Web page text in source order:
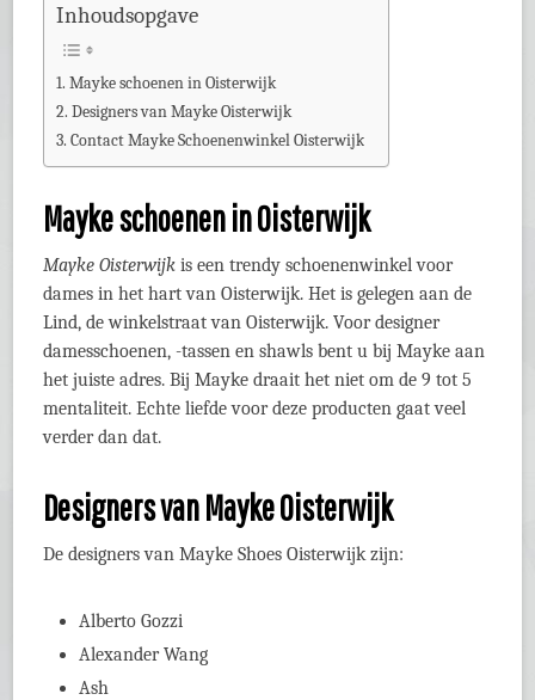
Inhoudsopgave
Mayke schoenen in Oisterwijk
Designers van Mayke Oisterwijk
Contact Mayke Schoenenwinkel Oisterwijk
Mayke schoenen in Oisterwijk
Mayke Oisterwijk is een trendy schoenenwinkel voor
dames in het hart van Oisterwijk. Het is gelegen aan de
Lind, de winkelstraat van Oisterwijk. Voor designer
damesschoenen, -tassen en shawls bent u bij Mayke aan
het juiste adres. Bij Mayke draait het niet om de 9 tot 5
mentaliteit. Echte liefde voor deze producten gaat veel
verder dan dat.
Designers van Mayke Oisterwijk
De designers van Mayke Shoes Oisterwijk zijn:
Alberto Gozzi
Alexander Wang
Ash